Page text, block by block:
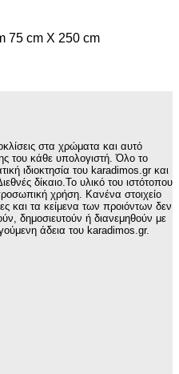
75 cm X 250 cm
στα χρώματα και αυτό
του κάθε υπολογιστή. Όλο το
ιδιοκτησία του karadimos.gr και
δίκαιο.Το υλικό του ιστότοπου
χρήση. Κανένα στοιχείο
και τα κείμενα των προιόντων δεν
δημοσιευτούν ή διανεμηθούν με
άδεια του karadimos.gr.